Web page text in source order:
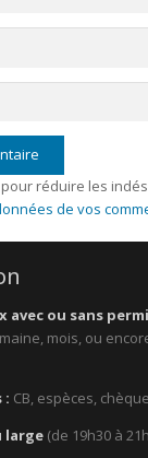
réduire les
de vos
avec ou sans
mois, ou
: CB, espèces,
large(de 19h30 à